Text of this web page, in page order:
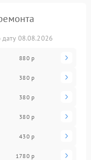
08.08.2026
880 р
380 р
380 р
380 р
430 р
1780 р